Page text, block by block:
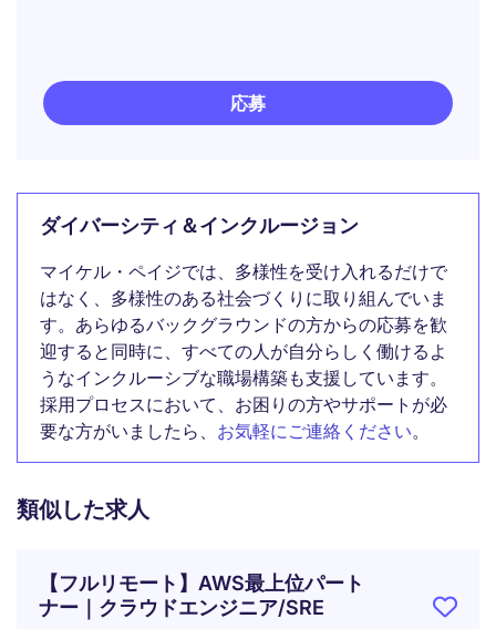
応募
ダイバーシティ＆インクルージョン
マイケル・ペイジでは、多様性を受け入れるだけで
はなく、多様性のある社会づくりに取り組んでいま
す。あらゆるバックグラウンドの方からの応募を歓
迎すると同時に、すべての人が自分らしく働けるよ
うなインクルーシブな職場構築も支援しています。
採用プロセスにおいて、お困りの方やサポートが必
要な方がいましたら、 お気軽にご連絡ください。
類似した求人
【フルリモート】AWS最上位パート
ナー｜クラウドエンジニア/SRE